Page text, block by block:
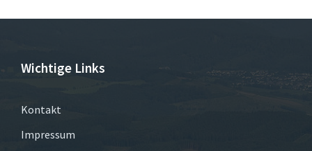
Wichtige Links
Kontakt
Impressum